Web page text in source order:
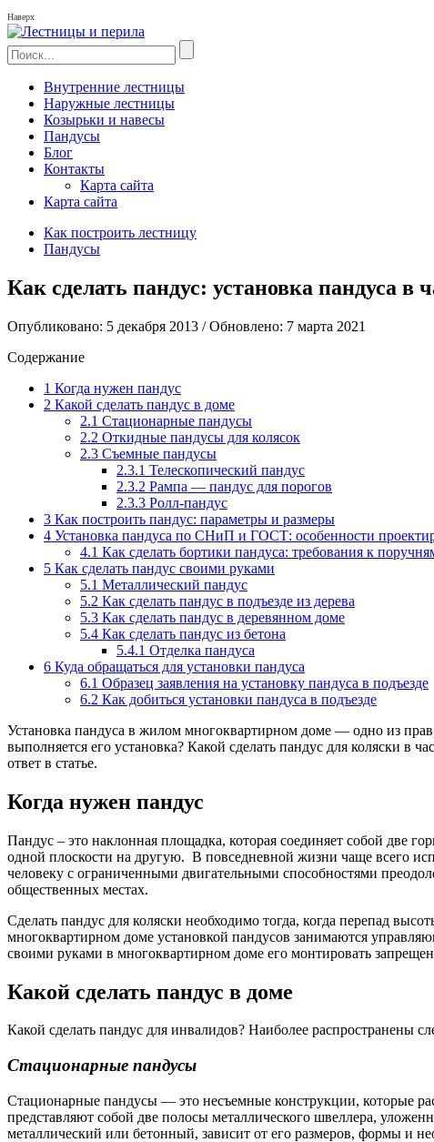
Наверх
Внутренние лестницы
Наружные лестницы
Козырьки и навесы
Пандусы
Блог
Контакты
Карта сайта
Карта сайта
Как построить лестницу
Пандусы
Как сделать пандус: установка пандуса
Опубликовано: 5 декабря 2013 / Обновлено: 7 марта 2021
Содержание
1 Когда нужен пандус
2 Какой сделать пандус в доме
2.1 Стационарные пандусы
2.2 Откидные пандусы для колясок
2.3 Съемные пандусы
2.3.1 Телескопический пандус
2.3.2 Рампа — пандус для порогов
2.3.3 Ролл-пандус
3 Как построить пандус: параметры и размеры
4 Установка пандуса по СНиП и ГОСТ: особенности
4.1 Как сделать бортики пандуса: требования к
5 Как сделать пандус своими руками
5.1 Металлический пандус
5.2 Как сделать пандус в подъезде из дерева
5.3 Как сделать пандус в деревянном доме
5.4 Как сделать пандус из бетона
5.4.1 Отделка пандуса
6 Куда обращаться для установки пандуса
6.1 Образец заявления на установку пандуса в подъезде
6.2 Как добиться установки пандуса в подъезде
Установка пандуса в жилом многоквартирном доме — одно из
выполняется его установка? Какой сделать пандус для коляски в
ответ в статье.
Когда нужен пандус
Пандус – это наклонная площадка, которая соединяет собой две
одной плоскости на другую. В повседневной жизни чаще всего
человеку с ограниченными двигательными способностями
общественных местах.
Сделать пандус для коляски необходимо тогда, когда перепад
многоквартирном доме установкой пандусов занимаются
своими руками в многоквартирном доме его монтировать
Какой сделать пандус в доме
Какой сделать пандус для инвалидов? Наиболее распространены
Стационарные пандусы
Стационарные пандусы — это несъемные конструкции, которые
представляют собой две полосы металлического швеллера,
металлический или бетонный, зависит от его размеров, формы и